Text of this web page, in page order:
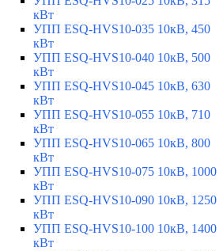
кВт
УПП ESQ-HVS10-035 10кВ, 450
кВт
УПП ESQ-HVS10-040 10кВ, 500
кВт
УПП ESQ-HVS10-045 10кВ, 630
кВт
УПП ESQ-HVS10-055 10кВ, 710
кВт
УПП ESQ-HVS10-065 10кВ, 800
кВт
УПП ESQ-HVS10-075 10кВ, 1000
кВт
УПП ESQ-HVS10-090 10кВ, 1250
кВт
УПП ESQ-HVS10-100 10кВ, 1400
кВт